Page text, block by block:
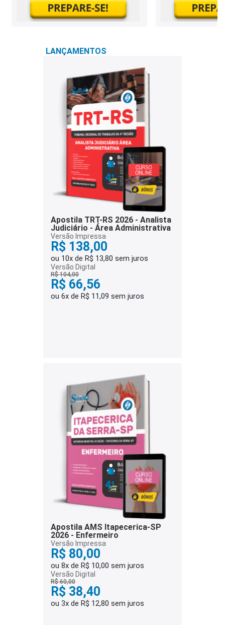
LANÇAMENTOS
Apostila TRT-RS 2026 - Analista
Judiciário - Área Administrativa
Versão Impressa
R$ 138,00
ou 10x de R$ 13,80 sem juros
Versão Digital
R$ 104,00
R$ 66,56
ou 6x de R$ 11,09 sem juros
Apostila AMS Itapecerica-SP
2026 - Enfermeiro
Versão Impressa
R$ 80,00
ou 8x de R$ 10,00 sem juros
Versão Digital
R$ 60,00
R$ 38,40
ou 3x de R$ 12,80 sem juros